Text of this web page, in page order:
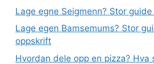
Lage egne Seigmenn? Stor
Lage egen Bamsemums? Stor
oppskrift
Hvordan dele opp en pizza? Hva